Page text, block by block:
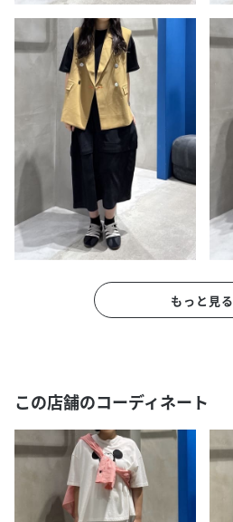
もっと見る
この店舗のコーディネート